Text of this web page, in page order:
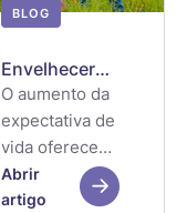
BLOG
Envelhecer
com saúde
O aumento da
expectativa de
vida oferece
oportunidades
, não só para
Abrir
artigo